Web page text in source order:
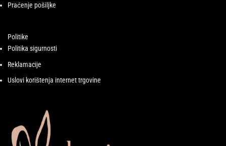
Praćenje pošiljke
Politike
Politika sigurnosti
Reklamacije
Uslovi korištenja internet trgovine